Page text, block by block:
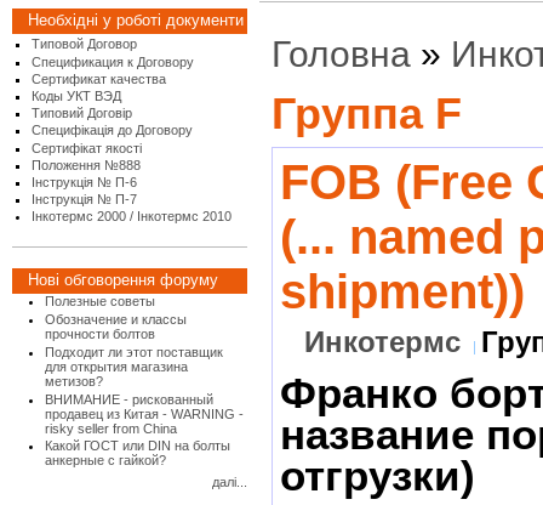
Необхідні у роботі документи
Типовой Договор
Спецификация к Договору
Сертификат качества
Коды УКТ ВЭД
Типовий Договір
Специфікація до Договору
Сертифікат якості
Положення №888
Інструкція № П-6
Інструкція № П-7
Інкотермс 2000 / Інкотермс 2010
Нові обговорення форуму
Полезные советы
Обозначение и классы
прочности болтов
Подходит ли этот поставщик
для открытия магазина
метизов?
ВНИМАНИЕ - рискованный
продавец из Китая - WARNING -
risky seller from China
Какой ГОСТ или DIN на болты
анкерные с гайкой?
далі...
Головна »
Группа F
FOB (Free
(... named
shipment))
Инкотермс
Франко
название
отгрузки)